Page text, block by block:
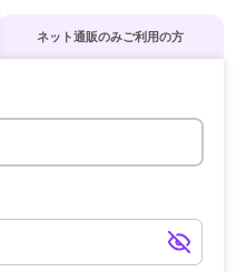
ネット通販のみご利用の方